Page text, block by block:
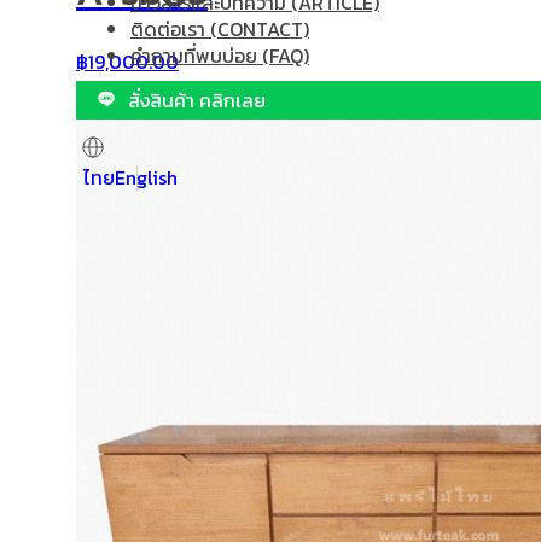
ติดต่อเรา (CONTACT)
คำถามที่พบบ่อย (FAQ)
English
ไทย
฿19,000.00
สั่งสินค้า คลิกเลย